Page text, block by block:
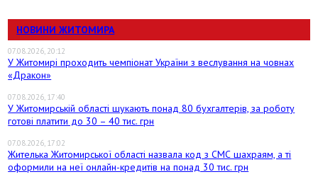
НОВИНИ ЖИТОМИРА
07.08.2026, 20:12
У Житомирі проходить чемпіонат України з веслування на човнах
«Дракон»
07.08.2026, 17:40
У Житомирській області шукають понад 80 бухгалтерів, за роботу
готові платити до 30 – 40 тис. грн
07.08.2026, 17:02
Жителька Житомирської області назвала код з СМС шахраям, а ті
оформили на неї онлайн-кредитів на понад 30 тис. грн